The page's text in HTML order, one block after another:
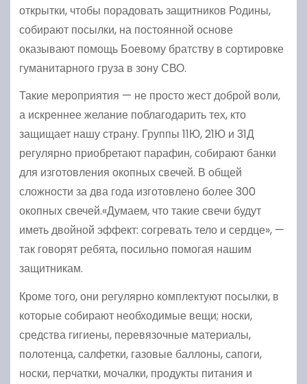
открытки, чтобы порадовать защитников Родины,
собирают посылки, на постоянной основе
оказывают помощь Боевому братству в сортировке
гуманитарного груза в зону СВО.
Такие мероприятия — не просто жест доброй воли,
а искреннее желание поблагодарить тех, кто
защищает нашу страну. Группы 11Ю, 21Ю и 31Д
регулярно приобретают парафин, собирают банки
для изготовления окопных свечей. В общей
сложности за два года изготовлено более 300
окопных свечей.«Думаем, что такие свечи будут
иметь двойной эффект: согревать тело и сердце», —
так говорят ребята, посильно помогая нашим
защитникам.
Кроме того, они регулярно комплектуют посылки, в
которые собирают необходимые вещи; носки,
средства гигиены, перевязочные материалы,
полотенца, салфетки, газовые баллоны, сапоги,
носки, перчатки, мочалки, продукты питания и